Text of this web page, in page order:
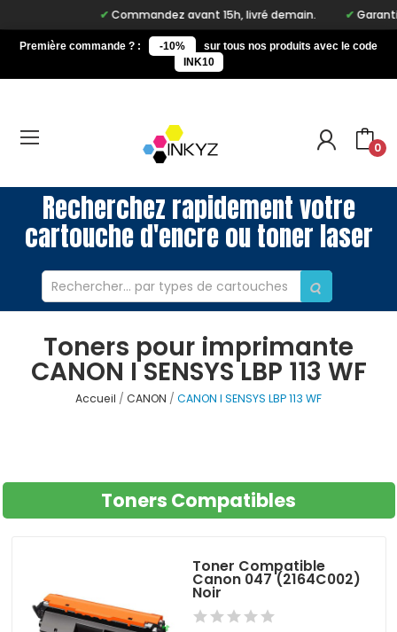
Commandez avant 15h, livré demain. Garantie
Première commande ? : -10%
sur tous nos produits avec le code
INK10
0
Recherchez rapidement votre
cartouche d'encre ou toner laser
Toners pour imprimante
CANON I SENSYS LBP 113 WF
Accueil CANON CANON I SENSYS LBP 113 WF
Toners Compatibles
Toner Compatible
Canon 047 (2164C002)
Noir